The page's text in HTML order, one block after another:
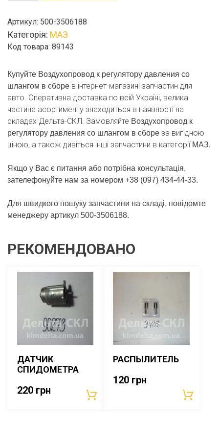
давления
со
шлангом
сборе
кількість
Артикул: 500-3506188
Категорія: МАЗ
Код товара: 89143
Купуйте Воздухопровод к регулятору давления со
шлангом в сборе в інтернет-магазині запчастин для
авто. Оперативна доставка по всій Україні, велика
частина асортименту знаходиться в наявності на
складах Дельта-СКЛ. Замовляйте Воздухопровод к
регулятору давления со шлангом в сборе за вигідною
ціною, а також дивіться інші запчастини в категоріїМАЗ.
Якщо у Вас є питання або потрібна консультація,
зателефонуйте нам за номером +38 (097) 434-44-33.
Для швидкого пошуку запчастини на складі, повідомте
менеджеру артикул 500-3506188.
РЕКОМЕНДОВАНО
ДАТЧИК
СПИДОМЕТРА
220 грн
РАСПЫЛИТЕЛЬ
120 грн